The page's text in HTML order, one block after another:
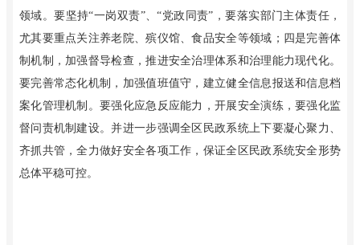
领域。要坚持“一岗双责”、“党政同责”，要落实部门主体责任，
尤其要重点关注养老院、殡仪馆、食品安全等领域；四是完善体
制机制，加强督导检查，推进安全治理体系和治理能力现代化。
要完善常态化机制，加强值班值守，建立健全信息报送和信息档
案化管理机制。要强化应急反应能力，开展安全演练，要强化监
督问责机制建设。并进一步强调全区民政系统上下要凝心聚力、
齐抓共管，全力做好安全各项工作，保证全区民政系统安全形势
总体平稳可控。